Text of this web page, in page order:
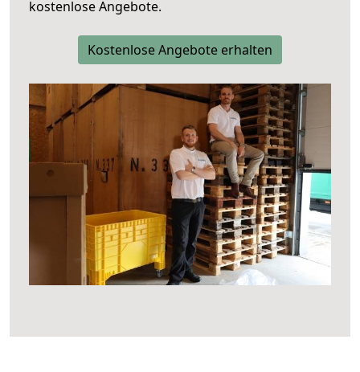
kostenlose Angebote.
Kostenlose Angebote erhalten